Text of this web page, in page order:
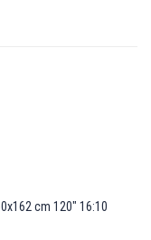
cm 120" 16:10